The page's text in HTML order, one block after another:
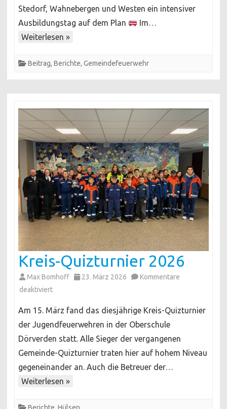
Ortswehren
in
geschult
Stedorf, Wahnebergen und Westen ein intensiver
Ausbildungstag auf dem Plan
Im…
Weiterlesen »
Beitrag, Berichte, Gemeindefeuerwehr
Kreis-Quizturnier 2026
Max Bomhoff 23. März 2026
Kommentare
deaktiviertfür
Quizturnier
2026
Am 15. März fand das diesjährige Kreis-Quizturnier
der Jugendfeuerwehren in der Oberschule
Dörverden statt. Alle Sieger der vergangenen
Gemeinde-Quizturnier traten hier auf hohem Niveau
gegeneinander an. Auch die Betreuer der…
Weiterlesen »
Berichte, Hülsen